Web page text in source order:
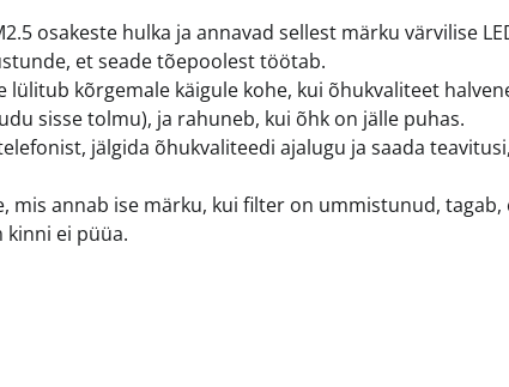
osakeste hulka ja annavad sellest märku värvilise
et seade tõepoolest töötab.
lülitub kõrgemale käigule kohe, kui õhukvaliteet
sisse tolmu), ja rahuneb, kui õhk on jälle puhas.
jälgida õhukvaliteedi ajalugu ja saada
mis annab ise märku, kui filter on ummistunud, tagab,
kinni ei püüa.